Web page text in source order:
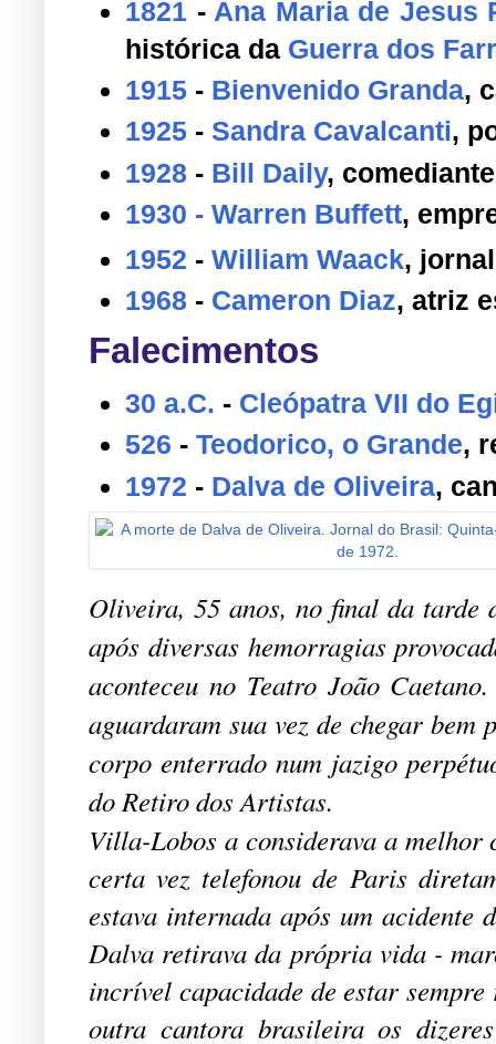
1821 - Ana Maria de Jesus
histórica da Guerra dos
1915 - Bienvenido Granda,
1925 - Sandra Cavalcanti,
1928 - Bill Daily,
1930 - Warren Buffett,
1952 - William Waack,
1968 - Cameron Diaz, atriz
Falecimentos
30 a.C. - Cleópatra VII do
526 - Teodorico, o Grande,
1972 - Dalva de Oliveira,
Oliveira, 55 anos, no final da tarde
após diversas hemorragias
aconteceu no Teatro João
aguardaram sua vez de chegar
corpo enterrado num jazigo
do Retiro dos Artistas.
Villa-Lobos a considerava a
certa vez telefonou de Paris
estava internada após um
Dalva retirava da própria vida -
incrível capacidade de estar
outra cantora brasileira os